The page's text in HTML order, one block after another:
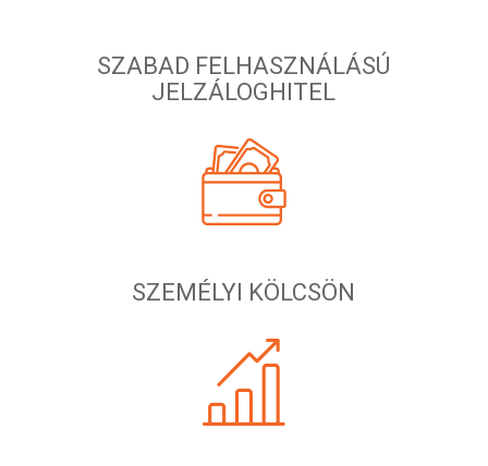
SZABAD FELHASZNÁLÁSÚ
JELZÁLOGHITEL
SZEMÉLYI KÖLCSÖN